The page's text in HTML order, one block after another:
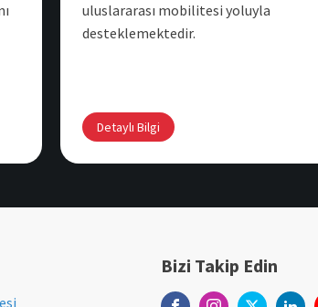
uluslararası mobilitesi yoluyla
desteklemektedir.
Detaylı Bilgi
Bizi Takip Edin